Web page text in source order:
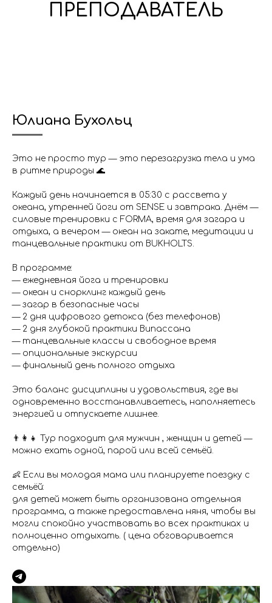
ПРЕПОДАВАТЕЛЬ
Юлиана Бухольц
Это не просто тур — это перезагрузка тела и ума
в ритме природы 🌊
Каждый день начинается в 05:30 с рассвета у
океана, утренней йоги от SENSE и завтрака. Днём —
силовые тренировки с FORMA, время для загара и
отдыха, а вечером — океан на закате, медитации и
танцевальные практики от BUKHOLTS.
В программе:
— ежедневная йога и тренировки
— океан и снорклинг каждый день
— загар в безопасные часы
— 2 дня цифрового детокса (без телефонов)
— 2 дня глубокой практики Випассана
— танцевальные классы и свободное время
— опциональные экскурсии
— финальный день полного отдыха
Это баланс дисциплины и удовольствия, где вы
одновременно восстанавливаетесь, наполняетесь
энергией и отпускаете лишнее.
👨‍👩‍👧 Тур подходит для мужчин , женщин и детей —
можно ехать одной, парой или всей семьёй.
👶 Если вы молодая мама или планируете поездку с
семьёй:
для детей может быть организована отдельная
программа, а также предоставлена няня, чтобы вы
могли спокойно участвовать во всех практиках и
полноценно отдыхать. ( цена обговаривается
отдельно)